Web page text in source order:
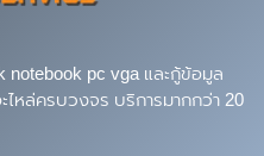
pc vga และกู้ข้อมูล
ไหล่ครบวงจร บริการมากกว่า 20